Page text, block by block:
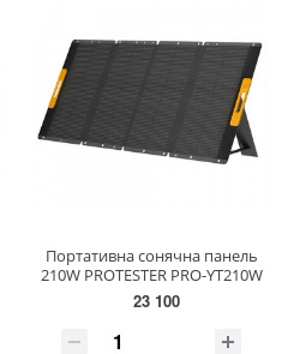
Портативна сонячна панель
210W PROTESTER PRO-YT210W
23 100